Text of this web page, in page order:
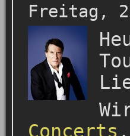
Freitag,
Concerts